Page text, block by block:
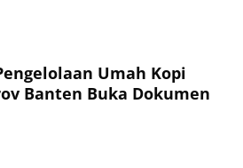
Umah Kopi
Banten Buka Dokumen